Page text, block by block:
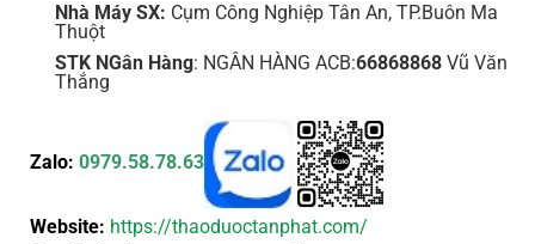
Nhà Máy SX: Cụm Công Nghiệp Tân An, TP.Buôn Ma
Thuột
STK NGân Hàng: NGÂN HÀNG ACB:66868868Vũ Văn
Thắng
Zalo: 0979.58.78.63
Website: https://thaoduoctanphat.com/